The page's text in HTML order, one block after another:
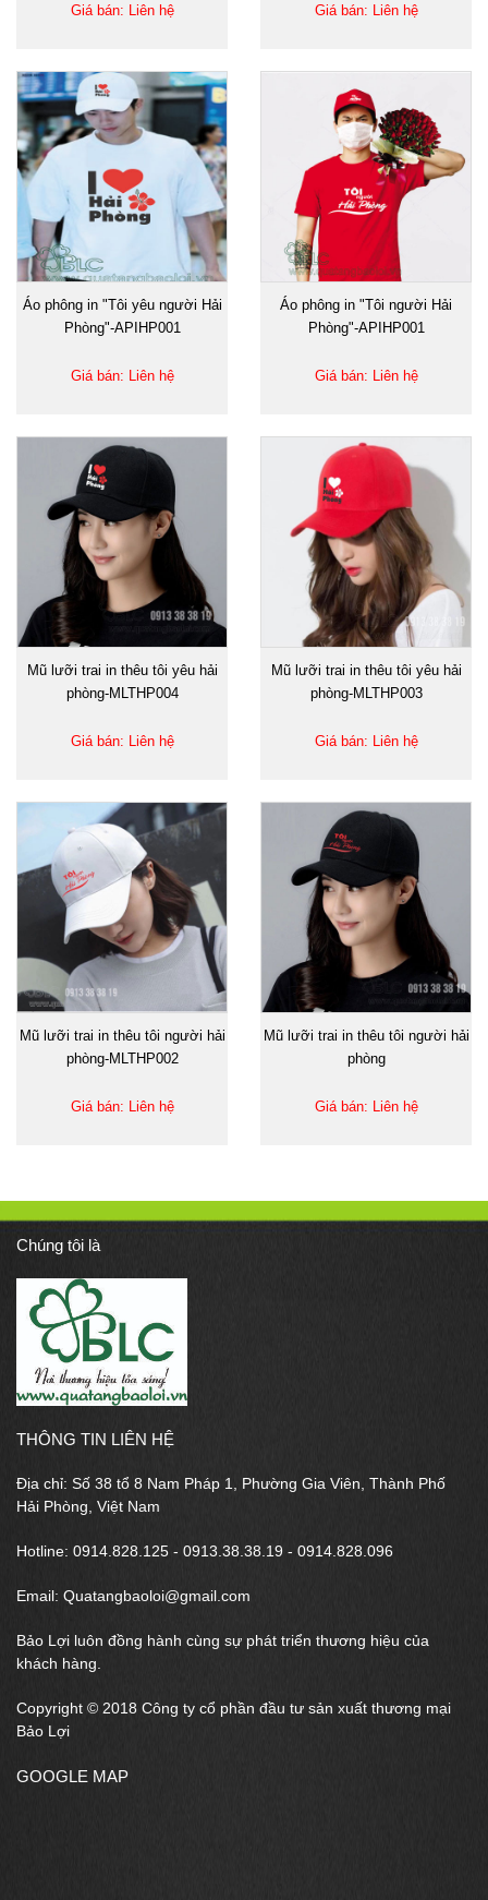
Giá bán: Liên hệ Giá bán: Liên hệ
Áo phông in "Tôi yêu người Hải
Phòng"-APIHP001
Giá bán: Liên hệ
Áo phông in "Tôi người Hải
Phòng"-APIHP001
Giá bán: Liên hệ
Mũ lưỡi trai in thêu tôi yêu hải
phòng-MLTHP004
Giá bán: Liên hệ
Mũ lưỡi trai in thêu tôi yêu hải
phòng-MLTHP003
Giá bán: Liên hệ
Mũ lưỡi trai in thêu tôi người hải
phòng-MLTHP002
Giá bán: Liên hệ
Mũ lưỡi trai in thêu tôi người hải
phòng
Giá bán: Liên hệ
Chúng tôi là
THÔNG TIN LIÊN HỆ
Địa chỉ: Số 38 tổ 8 Nam Pháp 1, Phường Gia Viên, Thành Phố
Hải Phòng, Việt Nam
Hotline: 0914.828.125 - 0913.38.38.19 - 0914.828.096
Email: Quatangbaoloi@gmail.com
Bảo Lợi luôn đồng hành cùng sự phát triển thương hiệu của
khách hàng.
Copyright © 2018 Công ty cổ phần đầu tư sản xuất thương mại
Bảo Lợi
GOOGLE MAP